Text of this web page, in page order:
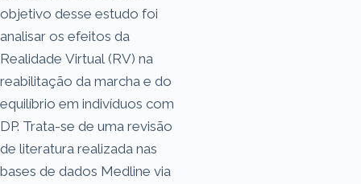
objetivo desse estudo foi
analisar os efeitos da
Realidade Virtual (RV) na
reabilitação da marcha e do
equilíbrio em indivíduos com
DP. Trata-se de uma revisão
de literatura realizada nas
bases de dados Medline via